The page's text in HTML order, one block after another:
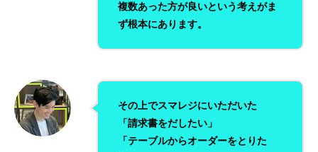
複数あった方が良いという考えがま
ず根本にあります。
その上でスマレジにいただいた
「請求書をだしたい」
「テーブルからオーダーをとりた